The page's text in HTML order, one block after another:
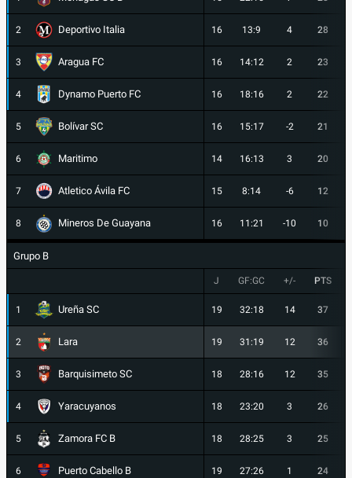
2 Deportivo Italia 16 13:9 4 28
3 Aragua FC 16 14:12 2 23
4 Dynamo Puerto FC 16 18:16 2 22
5 Bolívar SC 16 15:17 -2 21
6 Maritimo 14 16:13 3 20
7 Atletico Ávila FC 15 8:14 -6 12
8 Mineros De Guayana 16 11:21 -10 10
Grupo B
J GF:GC +/- PTS
1 Ureña SC 19 32:18 14 37
2 Lara 19 31:19 12 36
3 Barquisimeto SC 18 28:16 12 35
4 Yaracuyanos 18 23:20 3 26
5 Zamora FC B 18 28:25 3 25
6 Puerto Cabello B 19 27:26 1 24